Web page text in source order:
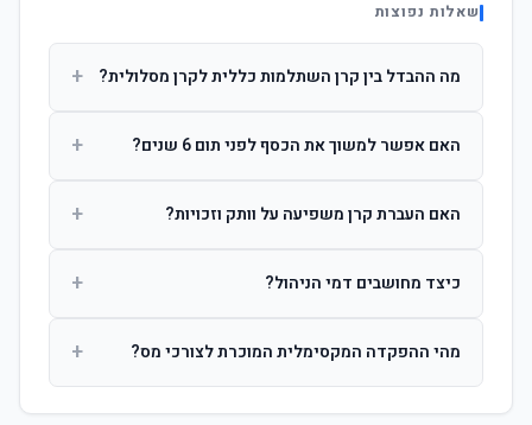
שאלות נפוצות
מה ההבדל בין קרן השתלמות כללית לקרן מסלולית? +
ההשקעות. קרן מסלולית עוקבת אחרי מדד ספציפי ומאפשרת
האם אפשר למשוך את הכסף לפני תום 6 שנים? +
הרווחים. לאחר 6 שנים ניתן למשוך פטור ממס עד לתקרה
האם העברת קרן משפיעה על וותק וזכויות? +
החברות. הוותק ממשיך להיספר מיום ההפקדה הראשונה.
כיצד מחושבים דמי הניהול? +
ומתן על שיעורם בעת הצטרפות.
מהי ההפקדה המקסימלית המוכרת לצורכי מס? +